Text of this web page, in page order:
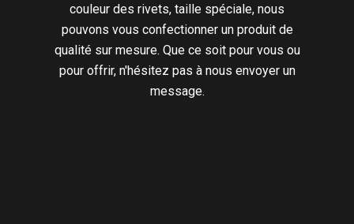
couleur des rivets, taille spéciale, nous
pouvons vous confectionner un produit de
qualité sur mesure. Que ce soit pour vous ou
pour offrir, n'hésitez pas à nous envoyer un
message.